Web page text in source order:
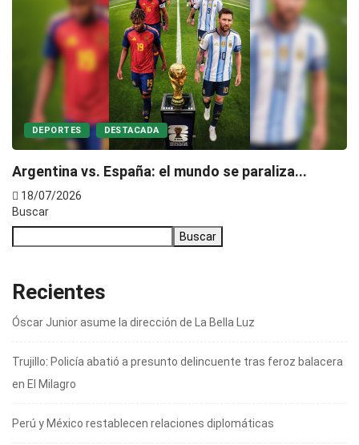
DEPORTES DESTACADA
Argentina vs. España: el mundo se paraliza...
18/07/2026
Buscar
Buscar
Recientes
Óscar Junior asume la dirección de La Bella Luz
Trujillo: Policía abatió a presunto delincuente tras feroz balacera
en El Milagro
Perú y México restablecen relaciones diplomáticas